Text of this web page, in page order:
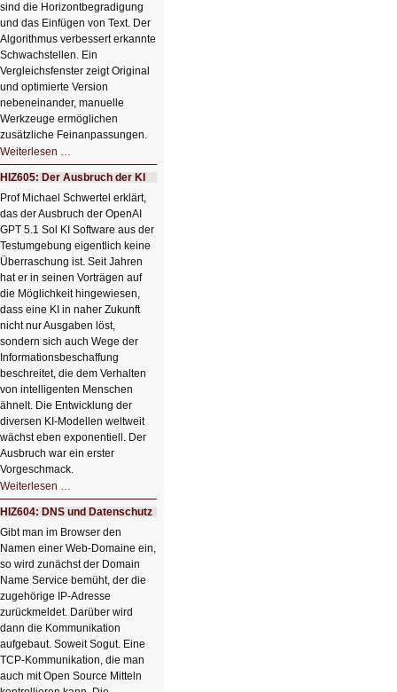
sind die Horizontbegradigung
und das Einfügen von Text. Der
Algorithmus verbessert erkannte
Schwachstellen. Ein
Vergleichsfenster zeigt Original
und optimierte Version
nebeneinander, manuelle
Werkzeuge ermöglichen
zusätzliche Feinanpassungen.
Weiterlesen …
Bildverschönerung
mit
einem
Klick
HIZ606:
Bildverschönerung
mit
einem
Klick
HIZ605: Der Ausbruch der KI
Prof Michael Schwertel erklärt,
das der Ausbruch der OpenAI
GPT 5.1 Sol KI Software aus der
Testumgebung eigentlich keine
Überraschung ist. Seit Jahren
hat er in seinen Vorträgen auf
die Möglichkeit hingewiesen,
dass eine KI in naher Zukunft
nicht nur Ausgaben löst,
sondern sich auch Wege der
Informationsbeschaffung
beschreitet, die dem Verhalten
von intelligenten Menschen
ähnelt. Die Entwicklung der
diversen KI-Modellen weltweit
wächst eben exponentiell. Der
Ausbruch war ein erster
Vorgeschmack.
Weiterlesen …
Der
Ausbruch
der
KI
HIZ604: DNS und Datenschutz
Gibt man im Browser den
Namen einer Web-Domaine ein,
so wird zunächst der Domain
Name Service bemüht, der die
zugehörige IP-Adresse
zurückmeldet. Darüber wird
dann die Kommunikation
aufgebaut. Soweit Sogut. Eine
TCP-Kommunikation, die man
auch mit Open Source Mitteln